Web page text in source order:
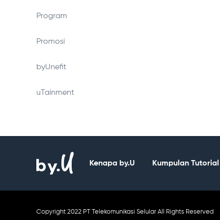
Program
Promosi
byUnefit
uTainment
Kenapa by.U Kumpulan Tutorial
Copyright 2022 PT Telekomunikasi Selular All Rights Reserved